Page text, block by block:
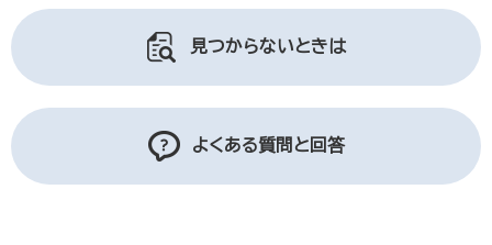
見つからないときは
よくある質問と回答